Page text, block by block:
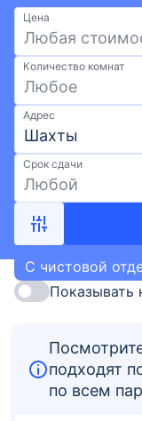
Ипотека
застройщиков в
комплекс с
условиях:
ипотека.
актуальные
ценам от -.
отделкой от
Цена
Любая
Количество комнат
Любое
Адрес
Срок сдачи
Любой
С чистовой
Показывать
подходят
по всем